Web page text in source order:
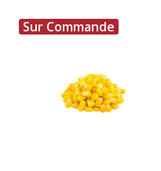
Sur Commande